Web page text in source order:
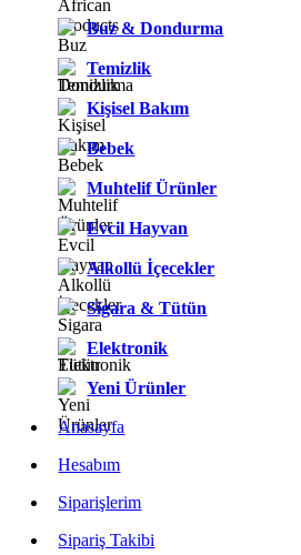
Buz & Dondurma
Temizlik
Kişisel Bakım
Bebek
Muhtelif Ürünler
Evcil Hayvan
Alkollü İçecekler
Sigara & Tütün
Elektronik
Yeni Ürünler
Anasayfa
Hesabım
Siparişlerim
Sipariş Takibi